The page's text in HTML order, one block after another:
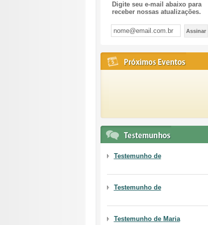
Digite seu e-mail abaixo para
receber nossas atualizações.
Testemunho de
Testemunho de
Testemunho de Maria